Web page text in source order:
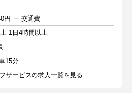
円 ＋ 交通費
1日4時間以上
15分
サービスの求人一覧を見る